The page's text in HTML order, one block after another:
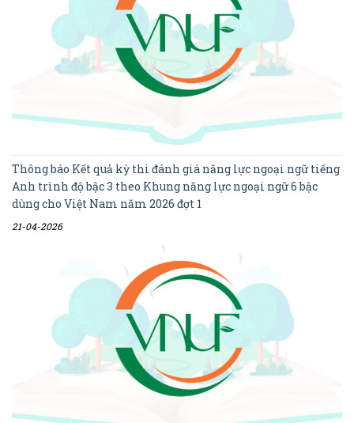
Thông báo Kết quả kỳ thi đánh giá năng lực ngoại ngữ tiếng
Anh trình độ bậc 3 theo Khung năng lực ngoại ngữ 6 bậc
dùng cho Việt Nam năm 2026 đợt 1
21-04-2026